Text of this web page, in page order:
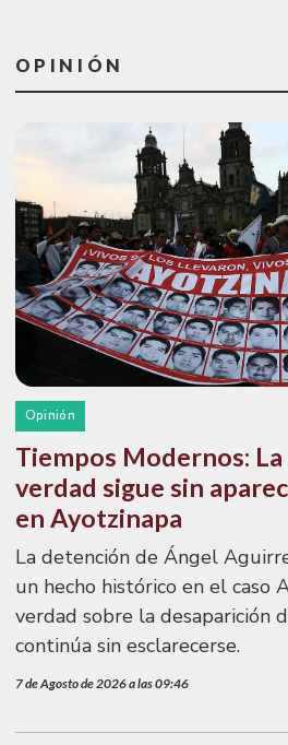
OPINIÓN
Opinión
Tiempos Modernos: La
verdad sigue sin
en Ayotzinapa
La detención de Ángel
un hecho histórico en el caso
verdad sobre la desaparición
continúa sin esclarecerse.
7 de Agosto de 2026 a las 09:46